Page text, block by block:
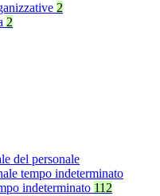
2
2
del personale
tempo indeterminato
indeterminato 112